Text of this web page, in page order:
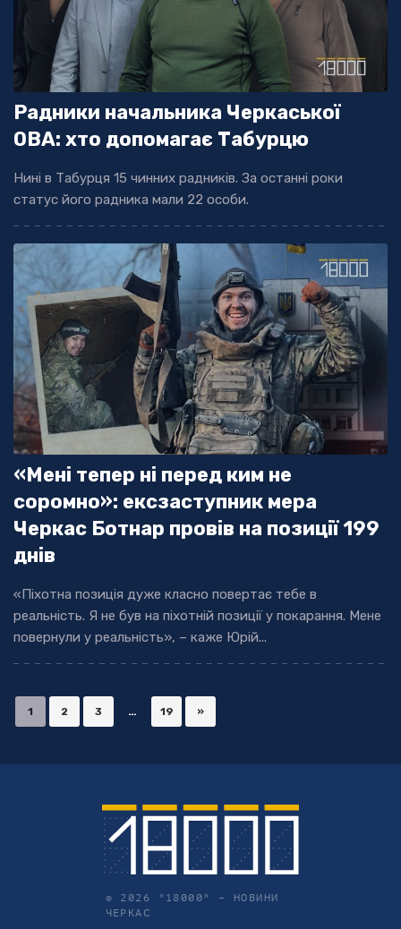
Радники начальника Черкаської
ОВА: хто допомагає Табурцю
Нині в Табурця 15 чинних радників. За останні роки
статус його радника мали 22 особи.
«Мені тепер ні перед ким не
соромно»: ексзаступник мера
Черкас Ботнар провів на позиції 199
днів
«Піхотна позиція дуже класно повертає тебе в
реальність. Я не був на піхотній позиції у покарання. Мене
повернули у реальність», – каже Юрій...
1 2 3 … 19 »
© 2026 "18000" – НОВИНИ
ЧЕРКАС